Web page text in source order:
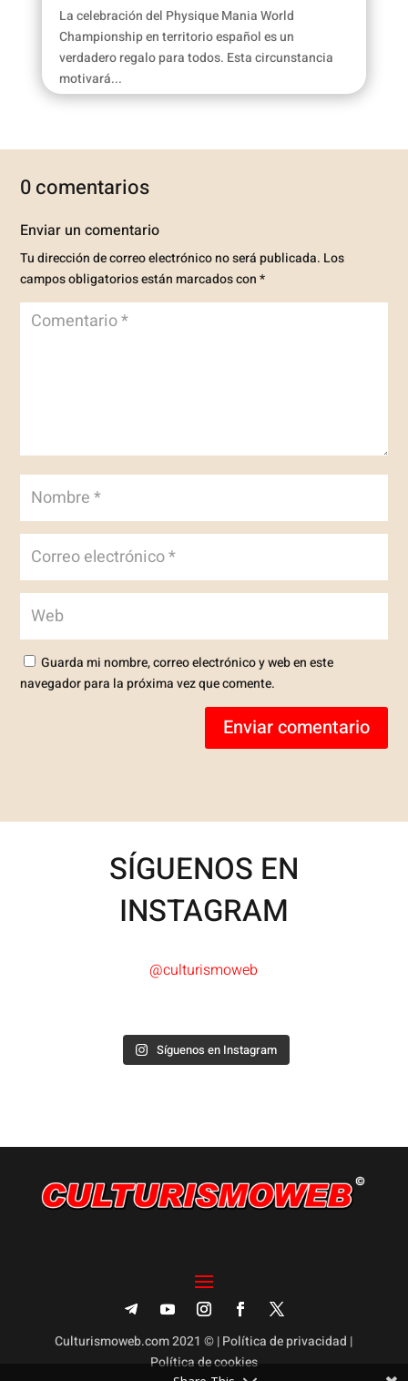
La celebración del Physique Mania World
Championship en territorio español es un
verdadero regalo para todos. Esta circunstancia
motivará...
0 comentarios
Enviar un comentario
Tu dirección de correo electrónico no será publicada. Los
campos obligatorios están marcados con*
Guarda mi nombre, correo electrónico y web en este
navegador para la próxima vez que comente.
Enviar comentario
SÍGUENOS EN
INSTAGRAM
@culturismoweb
Síguenos en Instagram
Culturismoweb.com 2021 © |Política de privacidad |
Política de cookies